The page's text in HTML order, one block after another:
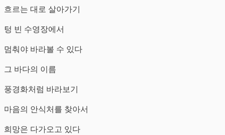
흐르는 대로 살아가기
텅 빈 수영장에서
멈춰야 바라볼 수 있다
그 바다의 이름
풍경화처럼 바라보기
마음의 안식처를 찾아서
희망은 다가오고 있다